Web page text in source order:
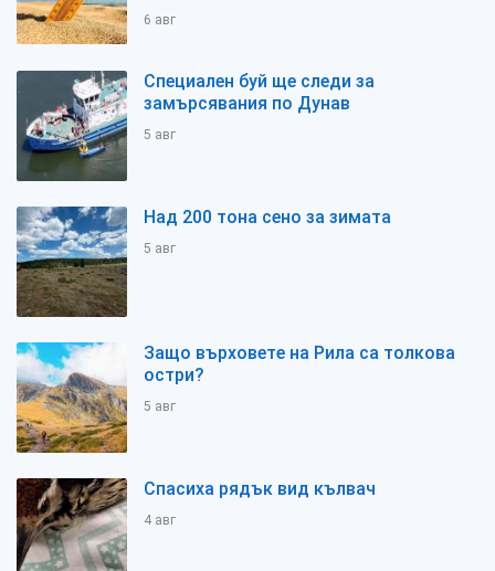
6 авг
Специален буй ще следи за
замърсявания по Дунав
5 авг
Над 200 тона сено за зимата
5 авг
Защо върховете на Рила са толкова
остри?
5 авг
Спасиха рядък вид кълвач
4 авг